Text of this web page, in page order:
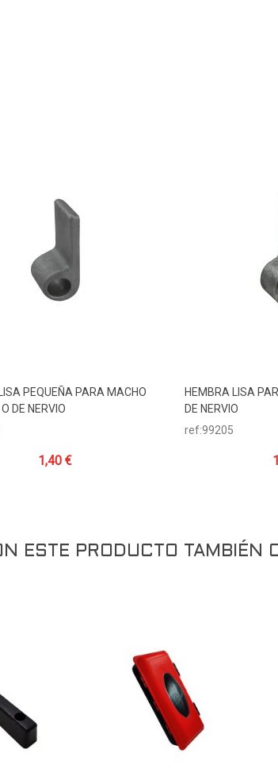
Añadir Al Carrito
PEQUEÑA PARA MACHO
DE NERVIO
1,40 €
Añadir Al
HEMBRA LISA
DE NERVIO
ref:99205
ESTE PRODUCTO TAMBIÉN